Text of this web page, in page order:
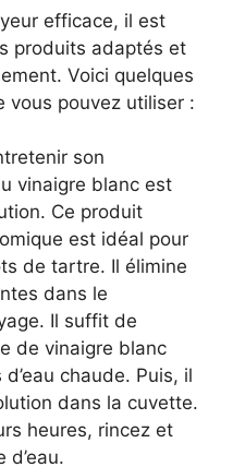
efficace, il est
produits adaptés et
Voici quelques
vous pouvez utiliser :
son
vinaigre blanc est
Ce produit
est idéal pour
de tartre. Il élimine
dans le
Il suffit de
de vinaigre blanc
chaude. Puis, il
dans la cuvette.
heures, rincez et
d’eau.